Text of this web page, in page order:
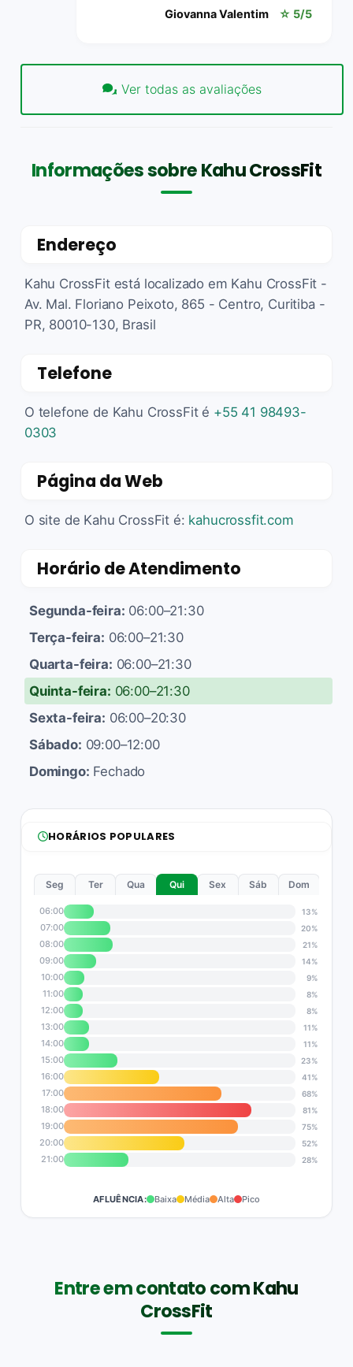
Giovanna Valentim ☆ 5/5
Ver todas as avaliações
Informações sobre Kahu CrossFit
Endereço
Kahu CrossFit está localizado em Kahu CrossFit -
Av. Mal. Floriano Peixoto, 865 - Centro, Curitiba -
PR, 80010-130, Brasil
Telefone
O telefone de Kahu CrossFit é +55 41 98493-
0303
Página da Web
O site de Kahu CrossFit é: kahucrossfit.com
Horário de Atendimento
Segunda-feira: 06:00–21:30
Terça-feira: 06:00–21:30
Quarta-feira: 06:00–21:30
Quinta-feira: 06:00–21:30
Sexta-feira: 06:00–20:30
Sábado: 09:00–12:00
Domingo: Fechado
HORÁRIOS POPULARES
Seg Ter Qua Qui Sex Sáb Dom
06:00 13%
07:00 20%
08:00 21%
09:00 14%
10:00 9%
11:00 8%
12:00 8%
13:00 11%
14:00 11%
15:00 23%
16:00 41%
17:00 68%
18:00 81%
19:00 75%
20:00 52%
21:00 28%
AFLUÊNCIA: Baixa Média Alta Pico
Entre em contato com Kahu
CrossFit